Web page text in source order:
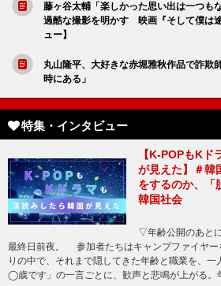
藤ヶ谷太輔「楽しかった思い出は一つ
過酷な撮影を明かす 映画『そして僕は
ュー】
丸山隆平、大好きな赤堀雅秋作品で詐
時にある」
特集・インタビュー
【K-POPもKド
が見えた】＃韓
をするのか、「
韓国社会
▽年齢公開のあと
最終日前夜。 参加者たちはキャンプファイヤー
りの中で、それまで隠してきた年齢と職業を、一
◯歳です」の一言ごとに、歓声と悲鳴が上がる。